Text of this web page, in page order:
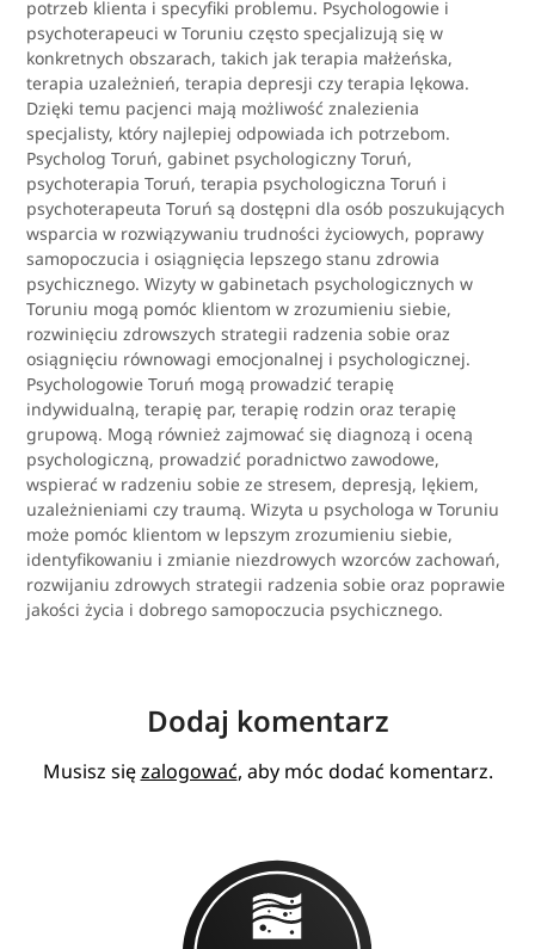
potrzeb klienta i specyfiki problemu. Psychologowie i
psychoterapeuci w Toruniu często specjalizują się w
konkretnych obszarach, takich jak terapia małżeńska,
terapia uzależnień, terapia depresji czy terapia lękowa.
Dzięki temu pacjenci mają możliwość znalezienia
specjalisty, który najlepiej odpowiada ich potrzebom.
Psycholog Toruń, gabinet psychologiczny Toruń,
psychoterapia Toruń, terapia psychologiczna Toruń i
psychoterapeuta Toruń są dostępni dla osób poszukujących
wsparcia w rozwiązywaniu trudności życiowych, poprawy
samopoczucia i osiągnięcia lepszego stanu zdrowia
psychicznego. Wizyty w gabinetach psychologicznych w
Toruniu mogą pomóc klientom w zrozumieniu siebie,
rozwinięciu zdrowszych strategii radzenia sobie oraz
osiągnięciu równowagi emocjonalnej i psychologicznej.
Psychologowie Toruń mogą prowadzić terapię
indywidualną, terapię par, terapię rodzin oraz terapię
grupową. Mogą również zajmować się diagnozą i oceną
psychologiczną, prowadzić poradnictwo zawodowe,
wspierać w radzeniu sobie ze stresem, depresją, lękiem,
uzależnieniami czy traumą. Wizyta u psychologa w Toruniu
może pomóc klientom w lepszym zrozumieniu siebie,
identyfikowaniu i zmianie niezdrowych wzorców zachowań,
rozwijaniu zdrowych strategii radzenia sobie oraz poprawie
jakości życia i dobrego samopoczucia psychicznego.
Dodaj komentarz
Musisz sięzalogować, aby móc dodać komentarz.